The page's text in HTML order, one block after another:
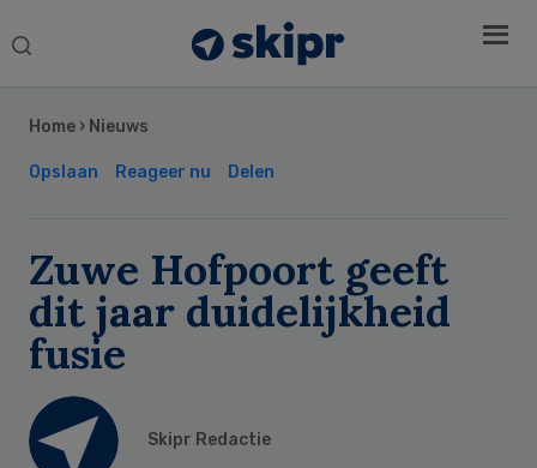
Search
Home › Nieuws
Opslaan Reageer nu Delen
Zuwe Hofpoort geeft
dit jaar duidelijkheid
fusie
Skipr Redactie
Sidebar